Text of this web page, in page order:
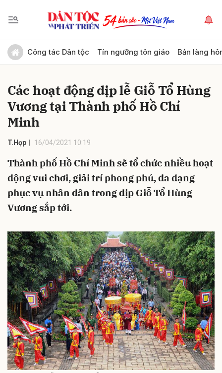
Công tác Dân tộc Tín ngưỡng tôn giáo Bản làng
Các hoạt động dịp lễ Giỗ Tổ Hùng
Vương tại Thành phố Hồ Chí
Minh
T.Hợp 16/04/2021 10:19
Thành phố Hồ Chí Minh sẽ tổ chức nhiều hoạt
động vui chơi, giải trí phong phú, đa dạng
phục vụ nhân dân trong dịp Giỗ Tổ Hùng
Vương sắp tới.
Gửi bình luận